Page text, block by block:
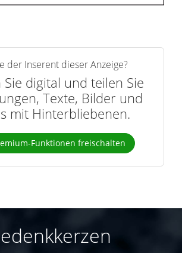
der Inserent dieser Anzeige?
digital und teilen Sie
Texte, Bilder und
mit Hinterbliebenen.
Funktionen freischalten